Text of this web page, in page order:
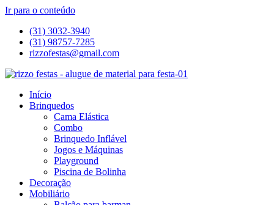
Ir para o conteúdo
(31) 3032-3940
(31) 98757-7285
rizzofestas@gmail.com
Início
Brinquedos
Cama Elástica
Combo
Brinquedo Inflável
Jogos e Máquinas
Playground
Piscina de Bolinha
Decoração
Mobiliário